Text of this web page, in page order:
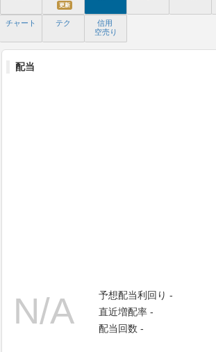
更新
チャート テク
信用
空売り
配当
予想配当利回り -
直近増配率 -
配当回数 -